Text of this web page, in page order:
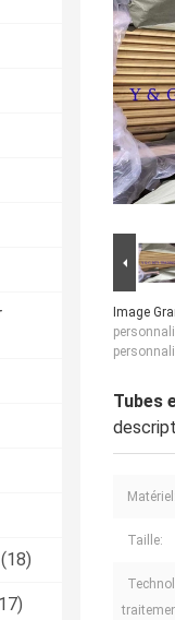
(18)
Image
Tubes
Matériel:
Taille: